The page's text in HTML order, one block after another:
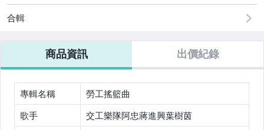
電玩遊戲與主機
合輯
商品資訊 出價紀錄
專輯名稱
勞工搖籃曲
歌手
交工樂隊阿忠蔣進興葉樹茵